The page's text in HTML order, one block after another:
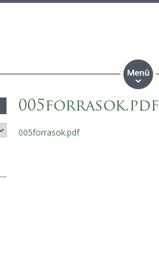
005forrasok.pdf
005forrasok.pdf